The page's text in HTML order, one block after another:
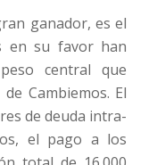
ganador, es el
en su favor han
central que
Cambiemos. El
de deuda intra-
el pago a los